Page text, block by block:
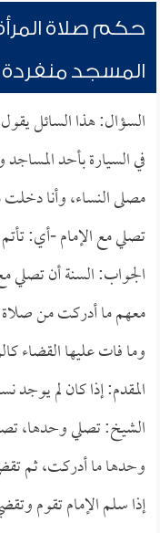
حكم صلاة
المسجد منفردة
السؤال: هذا السائل
في السيارة بأحد
مصلى النساء، وأنا
تصلي مع الإمام -أي:
الجواب: السنة أن تصلي
معهم ما أدركت من صلاة
وما فات عليها القضاء
المقدم: إذا كان لم يوجد
الشيخ: تصلي وحدها،
وحدها ما أدركت، ثم
إذا سلم الإمام تقوم